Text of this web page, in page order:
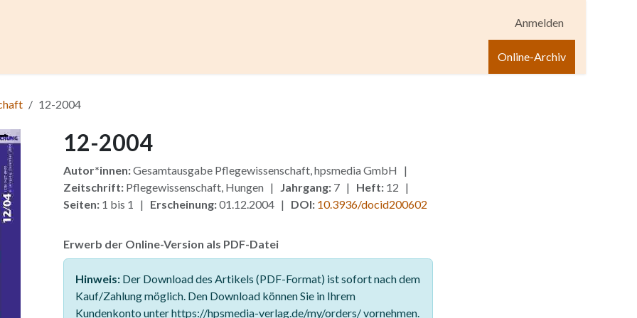
Anmelden
Online-Archiv
12-2004
12-2004
Autor*innen:Gesamtausgabe Pflegewissenschaft, hpsmedia GmbH |
Zeitschrift:Pflegewissenschaft, Hungen | Jahrgang:7 | Heft:12 |
Seiten:1 bis 1 | Erscheinung:01.12.2004 | DOI: 10.3936/docid200602
Erwerb der Online-Version als PDF-Datei
Hinweis:Der Download des Artikels (PDF-Format) ist sofort nach dem
Kauf/Zahlung möglich. Den Download können Sie in Ihrem
Kundenkonto unter https://hpsmedia-verlag.de/my/orders/ vornehmen.